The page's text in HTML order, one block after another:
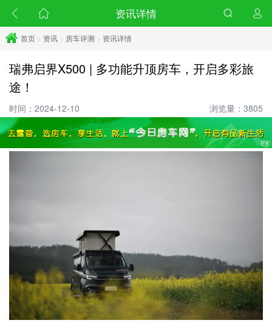
资讯详情
首页 > 资讯 > 房车评测 > 资讯详情
瑞弗启界X500 | 多功能升顶房车，开启多彩旅
途！
时间：2024-12-10 浏览量：3805